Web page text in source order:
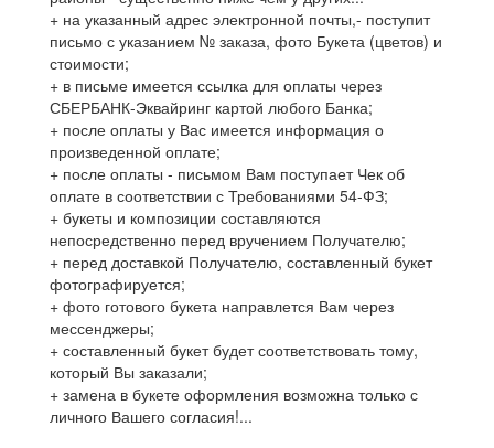
+ на указанный адрес электронной почты,- поступит
письмо с указанием № заказа, фото Букета (цветов) и
стоимости;
+ в письме имеется ссылка для оплаты через
СБЕРБАНК-Эквайринг картой любого Банка;
+ после оплаты у Вас имеется информация о
произведенной оплате;
+ после оплаты - письмом Вам поступает Чек об
оплате в соответствии с Требованиями 54-ФЗ;
+ букеты и композиции составляются
непосредственно перед вручением Получателю;
+ перед доставкой Получателю, составленный букет
фотографируется;
+ фото готового букета направлется Вам через
мессенджеры;
+ составленный букет будет соответствовать тому,
который Вы заказали;
+ замена в букете оформления возможна только с
личного Вашего согласия!...